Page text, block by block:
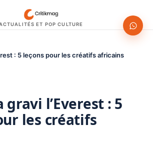
ET POP CULTURE
: 5 leçons pour les créatifs africains
l’Everest : 5
les créatifs